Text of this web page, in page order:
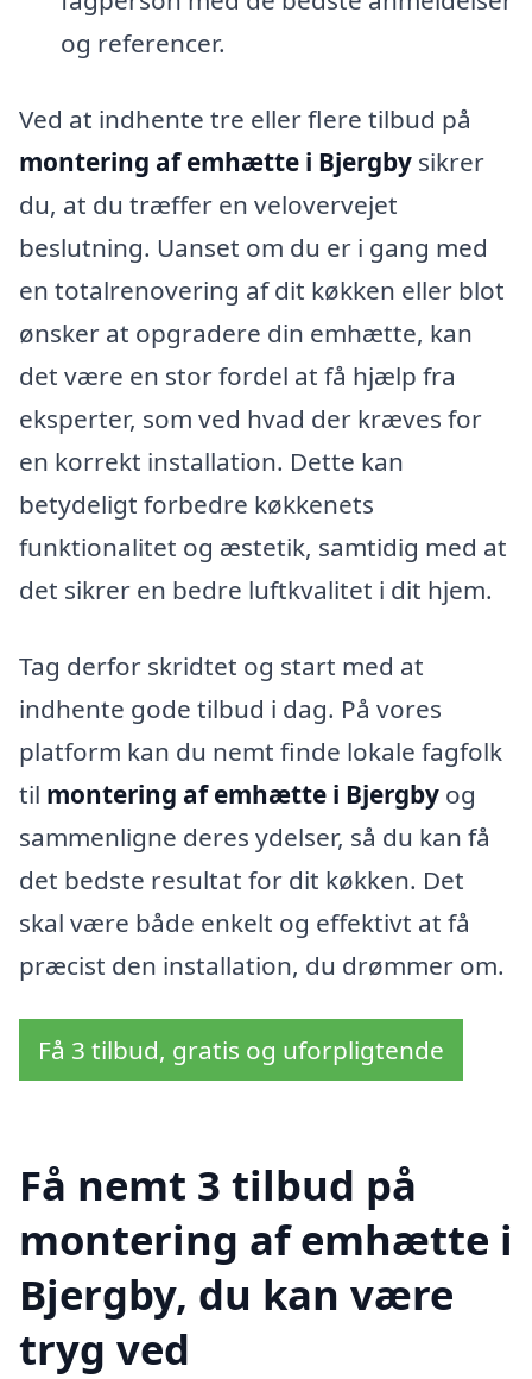
og referencer.
Ved at indhente tre eller flere tilbud på
montering af emhætte i Bjergby sikrer
du, at du træffer en velovervejet
beslutning. Uanset om du er i gang med
en totalrenovering af dit køkken eller blot
ønsker at opgradere din emhætte, kan
det være en stor fordel at få hjælp fra
eksperter, som ved hvad der kræves for
en korrekt installation. Dette kan
betydeligt forbedre køkkenets
funktionalitet og æstetik, samtidig med at
det sikrer en bedre luftkvalitet i dit hjem.
Tag derfor skridtet og start med at
indhente gode tilbud i dag. På vores
platform kan du nemt finde lokale fagfolk
til montering af emhætte i Bjergby og
sammenligne deres ydelser, så du kan få
det bedste resultat for dit køkken. Det
skal være både enkelt og effektivt at få
præcist den installation, du drømmer om.
Få 3 tilbud, gratis og uforpligtende
Få nemt 3 tilbud på
montering af emhætte i
Bjergby, du kan være
tryg ved